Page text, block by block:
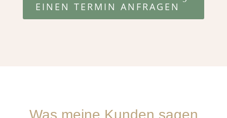
EINEN TERMIN ANFRAGEN
Was meine Kunden sagen